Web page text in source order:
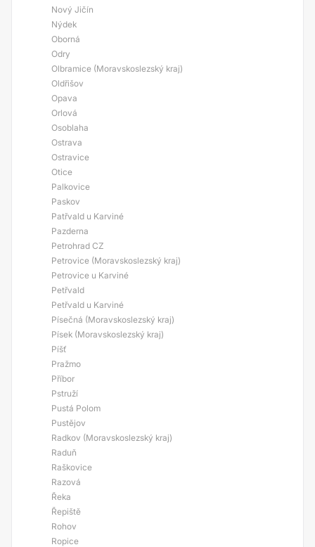
Nový Jičín
Nýdek
Oborná
Odry
Olbramice (Moravskoslezský kraj)
Oldřišov
Opava
Orlová
Osoblaha
Ostrava
Ostravice
Otice
Palkovice
Paskov
Patřvald u Karviné
Pazderna
Petrohrad CZ
Petrovice (Moravskoslezský kraj)
Petrovice u Karviné
Petřvald
Petřvald u Karviné
Písečná (Moravskoslezský kraj)
Písek (Moravskoslezský kraj)
Píšť
Pražmo
Příbor
Pstruží
Pustá Polom
Pustějov
Radkov (Moravskoslezský kraj)
Raduň
Raškovice
Razová
Řeka
Řepiště
Rohov
Ropice